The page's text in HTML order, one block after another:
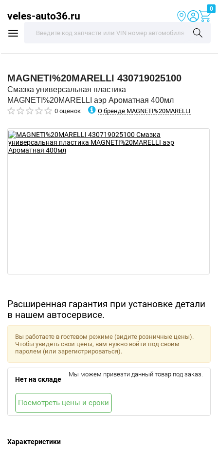
veles-auto36.ru
0
MAGNETI%20MARELLI 430719025100
Смазка универсальная пластика
MAGNETI%20MARELLI аэр Ароматная 400мл
0 оценок О бренде MAGNETI%20MARELLI
Расширенная гарантия при установке детали
в нашем автосервисе.
Характеристики
Вы работаете в гостевом режиме (видите розничные цены).
Чтобы увидеть свои цены, вам нужно войти под своим
паролем (или зарегистрироваться).
Нет на складе
Мы можем привезти данный товар под заказ.
Посмотреть цены и сроки